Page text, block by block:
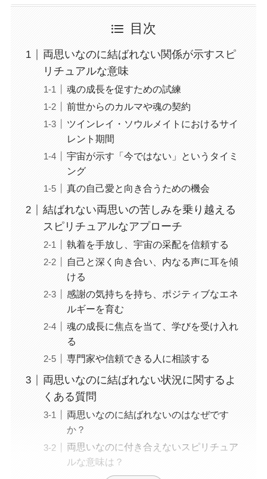
目次
両思いなのに結ばれない関係が示すスピ
リチュアルな意味
魂の成長を促すための試練
前世からのカルマや魂の契約
ツインレイ・ソウルメイトにおけるサイ
レント期間
宇宙が示す「今ではない」というタイミ
ング
真の自己愛と向き合うための機会
結ばれない両思いの苦しみを乗り越える
スピリチュアルなアプローチ
執着を手放し、宇宙の采配を信頼する
自己と深く向き合い、内なる声に耳を傾
ける
感謝の気持ちを持ち、ポジティブなエネ
ルギーを育む
魂の成長に焦点を当て、学びを受け入れ
る
専門家や信頼できる人に相談する
両思いなのに結ばれない状況に関するよ
くある質問
両思いなのに結ばれないのはなぜです
か？
両思いなのに付き合えないスピリチュア
ルな意味は？